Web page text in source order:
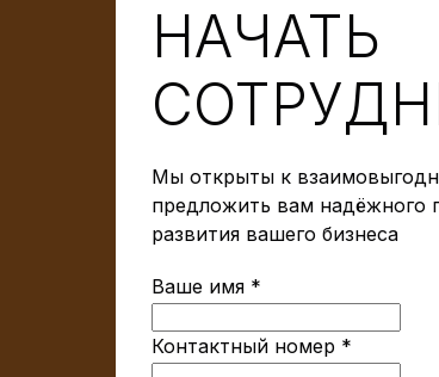
НАЧАТЬ
Мы открыты к
предложить вам надёжного
развития вашего бизнеса
Ваше имя *
Контактный номер *